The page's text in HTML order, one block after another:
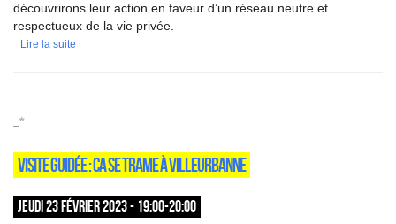
découvrirons leur action en faveur d’un réseau neutre et
respectueux de la vie privée.
Lire la suite
_*
VISITE GUIDÉE : CA SE TRAME À VILLEURBANNE
JEUDI 23 FÉVRIER 2023 - 19:00-20:00